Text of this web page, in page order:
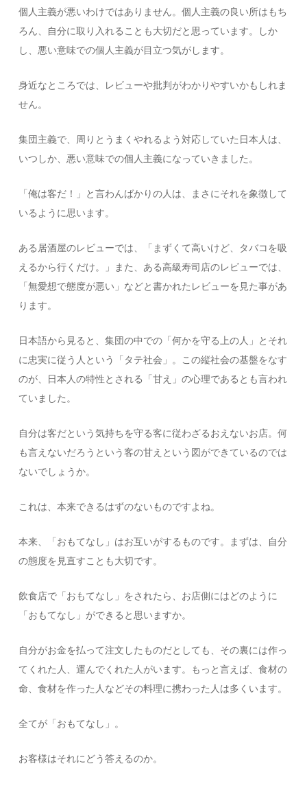
個人主義が悪いわけではありません。個人主義の良い所はもち
ろん、自分に取り入れることも大切だと思っています。しか
し、悪い意味での個人主義が目立つ気がします。
身近なところでは、レビューや批判がわかりやすいかもしれま
せん。
集団主義で、周りとうまくやれるよう対応していた日本人は、
いつしか、悪い意味での個人主義になっていきました。
「俺は客だ！」と言わんばかりの人は、まさにそれを象徴して
いるように思います。
ある居酒屋のレビューでは、「まずくて高いけど、タバコを吸
えるから行くだけ。」また、ある高級寿司店のレビューでは、
「無愛想で態度が悪い」などと書かれたレビューを見た事があ
ります。
日本語から見ると、集団の中での「何かを守る上の人」とそれ
に忠実に従う人という「タテ社会」。この縦社会の基盤をなす
のが、日本人の特性とされる「甘え」の心理であるとも言われ
ていました。
自分は客だという気持ちを守る客に従わざるおえないお店。何
も言えないだろうという客の甘えという図ができているのでは
ないでしょうか。
これは、本来できるはずのないものですよね。
本来、「おもてなし」はお互いがするものです。まずは、自分
の態度を見直すことも大切です。
飲食店で「おもてなし」をされたら、お店側にはどのように
「おもてなし」ができると思いますか。
自分がお金を払って注文したものだとしても、その裏には作っ
てくれた人、運んでくれた人がいます。もっと言えば、食材の
命、食材を作った人などその料理に携わった人は多くいます。
全てが「おもてなし」。
お客様はそれにどう答えるのか。